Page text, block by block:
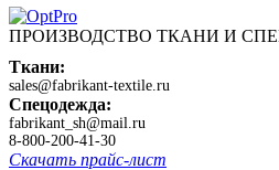
ПРОИЗВОДСТВО ТКАНИ И
Ткани:
sales@fabrikant-textile.ru
Спецодежда:
fabrikant_sh@mail.ru
8-800-200-41-30
Скачать прайс-лист